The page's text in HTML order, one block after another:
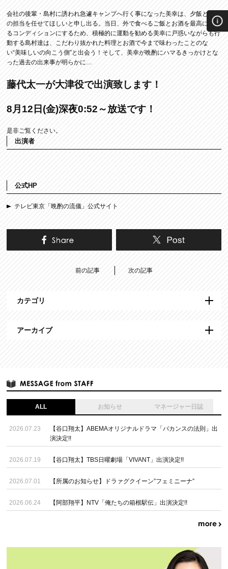
会社の後輩・島村に誘われ急遽キャンプへ行く事になった美幸は、夕飯とお酒
の担当を任せてほしいと申し出る。当日、外で食べるご飯とお酒を最高に感じ
るコンディションにするため、積極的に運動を勧める美幸に戸惑いながらも行
動する島村達は、こだわり抜かれた料理とお酒で今まで味わったことのな
い“美味しいの向こう側”と出会う！そして、美幸が晩酌にハマるきっかけとな
った過去の出来事が明らかに…
藤代太一が大津役で出演致します！
8月12日(金)深夜0:52～放送です！
是非ご覧ください。
出演者
公式HP
テレビ東京「晩酌の流儀」公式サイト
前の記事 次の記事
カテゴリ
アーカイブ
ALL お知らせ マネージャー日誌
2026.07.23
【谷口翔太】ABEMAオリジナルドラマ「バカンスの法則」出
演決定!!
2026.07.19 【谷口翔太】TBS日曜劇場「VIVANT」出演決定!!
2026.07.01 【所属のお知らせ】ドラァグクイーン”フェミニーナ”
2026.06.24 【阿部翔平】NTV「俺たちの箱根駅伝」出演決定!!